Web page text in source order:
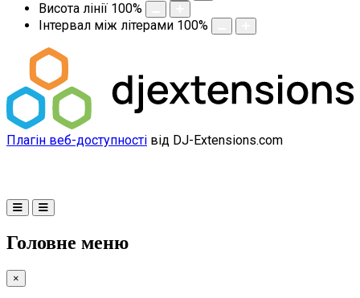
Висота лінії 100%
Інтервал між літерами 100%
Плагін веб-доступності від DJ-Extensions.com
Головне меню
×